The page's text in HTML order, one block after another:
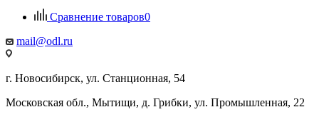
Сравнение товаров0
mail@odl.ru
г. Новосибирск, ул. Станционная, 54
Московская обл., Мытищи, д. Грибки, ул. Промышленная, 22